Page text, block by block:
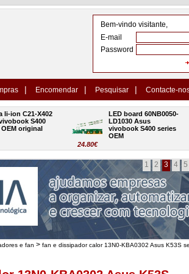
Bem-vindo visitante,
E-mail
Password
| Encomendar | Pesquisar | Contacte-
ion C21-X402
S400
original
24.80€
LED board 60NB0050-
LD1030 Asus
vivobook S400 series
OEM
1 2 3 4 5
e fan > fan e dissipador calor 13N0-KBA0302 Asus K53S